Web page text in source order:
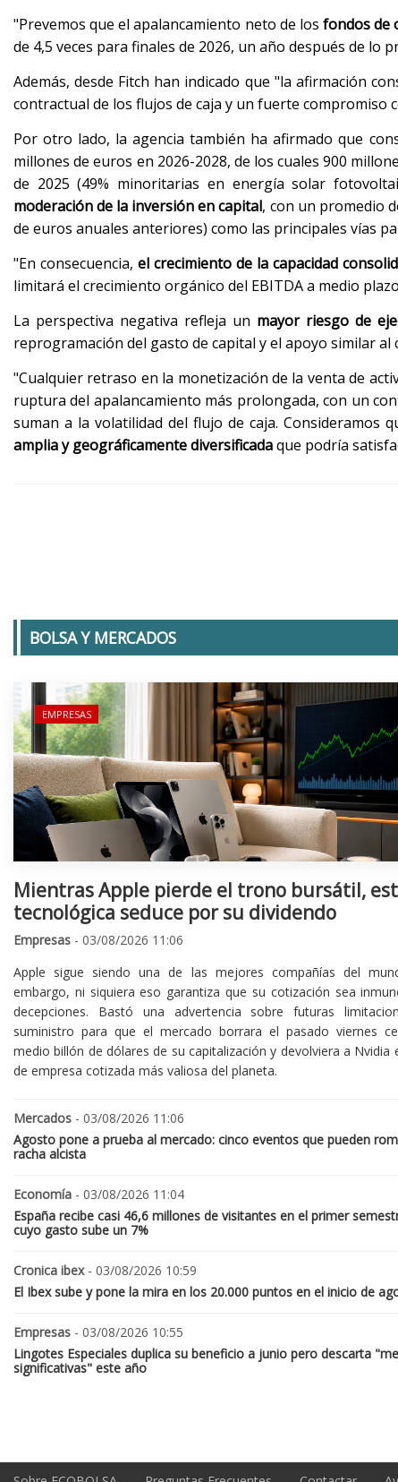
"Prevemos que el apalancamiento neto de los fondos de
de 4,5 veces para finales de 2026, un año después de lo
Además, desde Fitch han indicado que "la afirmación
contractual de los flujos de caja y un fuerte compromiso
Por otro lado, la agencia también ha afirmado que
millones de euros en 2026-2028, de los cuales 900
de 2025 (49% minoritarias en energía solar
moderación de la inversión en capital, con un promedio
de euros anuales anteriores) como las principales vías
"En consecuencia, el crecimiento de la capacidad
limitará el crecimiento orgánico del EBITDA a medio
La perspectiva negativa refleja un mayor riesgo de
reprogramación del gasto de capital y el apoyo similar
"Cualquier retraso en la monetización de la venta de
ruptura del apalancamiento más prolongada, con un
suman a la volatilidad del flujo de caja. Consideramos
amplia y geográficamente diversificadaque podría
BOLSA Y MERCADOS
EMPRESAS
Mientras Apple pierde el trono bursátil,
tecnológica seduce por su dividendo
Empresas - 03/08/2026 11:06
Apple sigue siendo una de las mejores compañías del
embargo, ni siquiera eso garantiza que su cotización sea
decepciones. Bastó una advertencia sobre futuras
suministro para que el mercado borrara el pasado viernes
medio billón de dólares de su capitalización y devolviera a Nvidia
de empresa cotizada más valiosa del planeta.
Mercados - 03/08/2026 11:06
Agosto pone a prueba al mercado: cinco eventos que pueden
racha alcista
Economía - 03/08/2026 11:04
España recibe casi 46,6 millones de visitantes en el primer
cuyo gasto sube un 7%
Cronica ibex- 03/08/2026 10:59
El Ibex sube y pone la mira en los 20.000 puntos en el inicio de
Empresas - 03/08/2026 10:55
Lingotes Especiales duplica su beneficio a junio pero descarta
significativas" este año